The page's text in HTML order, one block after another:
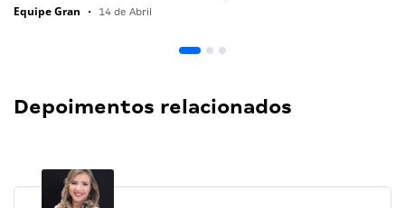
Equipe Gran • 14 de Abril
Depoimentos relacionados